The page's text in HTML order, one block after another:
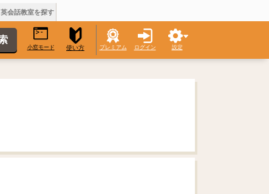
英会話教室を探す
小窓モード 使い方 プレミアム ログイン 設定